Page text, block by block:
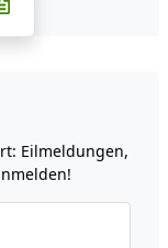
X
Eilmeldungen,